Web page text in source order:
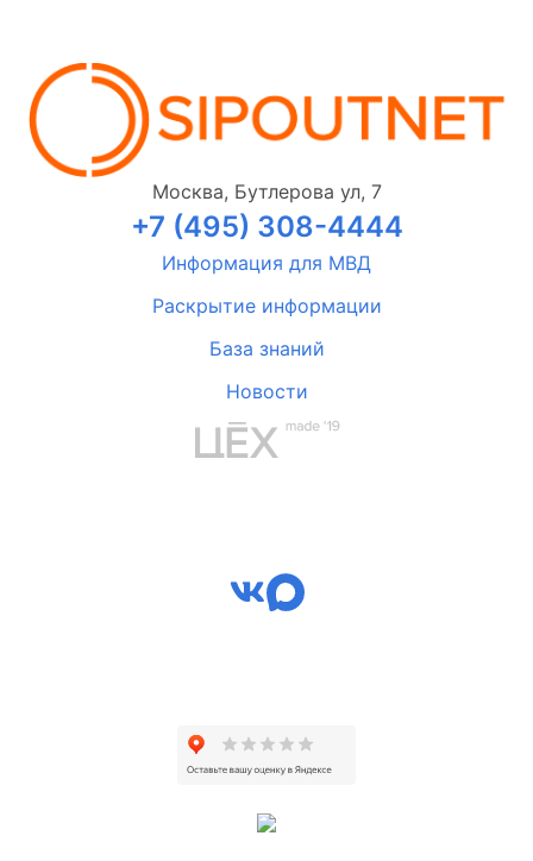
Москва, Бутлерова ул, 7
+7 (495) 308-4444
Информация для МВД
Раскрытие информации
База знаний
Новости